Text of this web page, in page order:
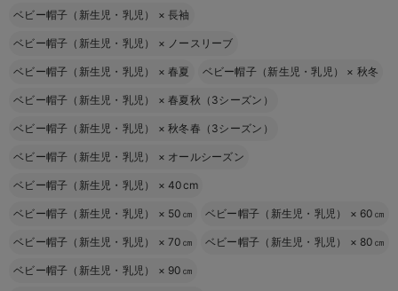
ベビー帽子（新生児・乳児） ×長袖
ベビー帽子（新生児・乳児） × ノースリーブ
ベビー帽子（新生児・乳児） ×春夏 ベビー帽子（新生児・乳児） × 秋冬
ベビー帽子（新生児・乳児） ×春夏秋（3シーズン）
ベビー帽子（新生児・乳児） ×秋冬春（3シーズン）
ベビー帽子（新生児・乳児） × オールシーズン
ベビー帽子（新生児・乳児） ×40cm
ベビー帽子（新生児・乳児） × 50㎝ ベビー帽子（新生児・乳児） × 60㎝
ベビー帽子（新生児・乳児） ×70㎝ ベビー帽子（新生児・乳児） × 80㎝
ベビー帽子（新生児・乳児） × 90㎝